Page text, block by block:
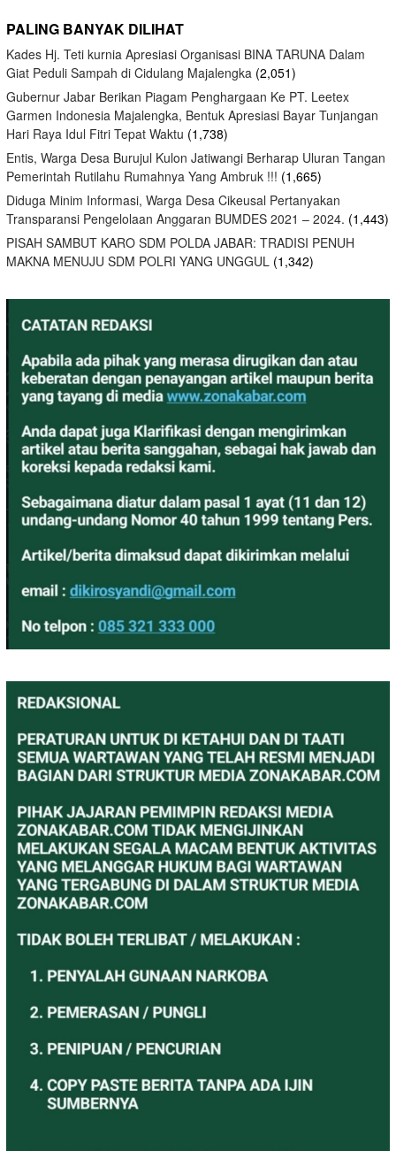
PALING BANYAK DILIHAT
Kades Hj. Teti kurnia Apresiasi Organisasi BINA TARUNA Dalam
Giat Peduli Sampah di Cidulang Majalengka (2,051)
Gubernur Jabar Berikan Piagam Penghargaan Ke PT. Leetex
Garmen Indonesia Majalengka, Bentuk Apresiasi Bayar Tunjangan
Hari Raya Idul Fitri Tepat Waktu (1,738)
Entis, Warga Desa Burujul Kulon Jatiwangi Berharap Uluran Tangan
Pemerintah Rutilahu Rumahnya Yang Ambruk !!! (1,665)
Diduga Minim Informasi, Warga Desa Cikeusal Pertanyakan
Transparansi Pengelolaan Anggaran BUMDES 2021 – 2024. (1,443)
PISAH SAMBUT KARO SDM POLDA JABAR: TRADISI PENUH
MAKNA MENUJU SDM POLRI YANG UNGGUL (1,342)